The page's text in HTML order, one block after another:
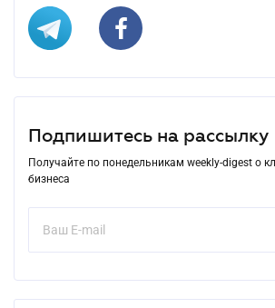
Подпишитесь на рассылку
Получайте по понедельникам weekly-digest о
бизнеса